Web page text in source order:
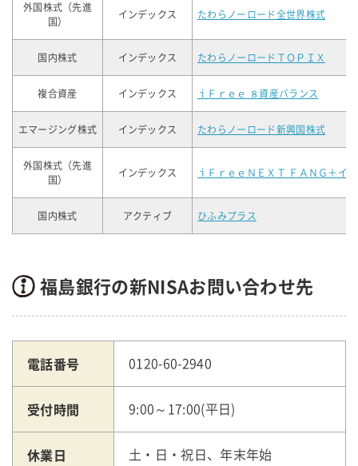
外国株式（先進
国）
インデックス たわらノーロード全世界株式
国内株式 インデックス たわらノーロードＴＯＰＩＸ
複合資産 インデックス ｉＦｒｅｅ ８資産バランス
エマージング株式 インデックス たわらノーロード新興国株式
外国株式（先進
国）
インデックス ｉＦｒｅｅＮＥＸＴ ＦＡＮＧ＋イ
国内株式 アクティブ ひふみプラス
福島銀行の新NISAお問い合わせ先
電話番号 0120-60-2940
受付時間 9:00～17:00(平日)
休業日 土・日・祝日、年末年始